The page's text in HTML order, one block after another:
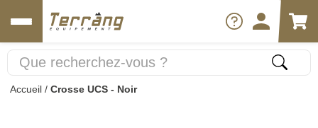
Accueil / Crosse UCS - Noir